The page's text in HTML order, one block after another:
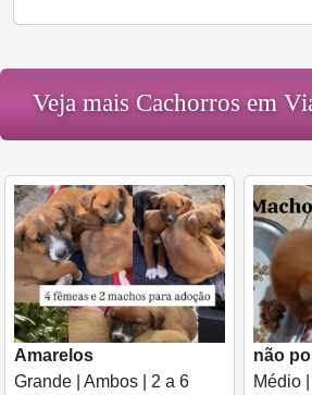
Veja mais Cachorros em
Amarelos
Grande | Ambos | 2 a 6
não
Médio